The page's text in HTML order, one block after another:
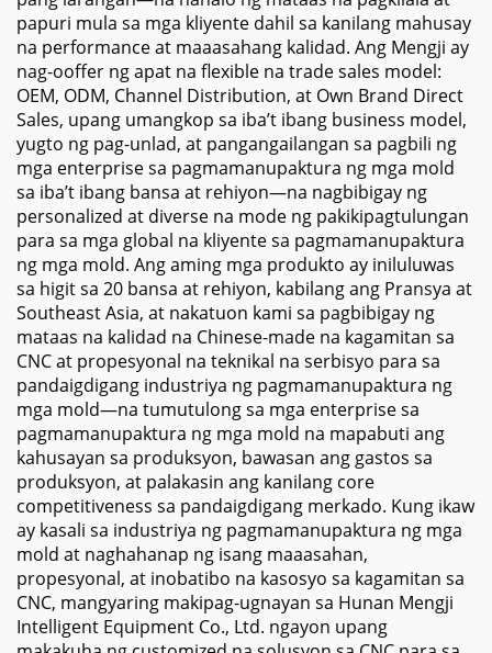
papuri mula sa mga kliyente dahil sa kanilang mahusay
na performance at maaasahang kalidad. Ang Mengji ay
nag-ooffer ng apat na flexible na trade sales model:
OEM, ODM, Channel Distribution, at Own Brand Direct
Sales, upang umangkop sa iba’t ibang business model,
yugto ng pag-unlad, at pangangailangan sa pagbili ng
mga enterprise sa pagmamanupaktura ng mga mold
sa iba’t ibang bansa at rehiyon—na nagbibigay ng
personalized at diverse na mode ng pakikipagtulungan
para sa mga global na kliyente sa pagmamanupaktura
ng mga mold. Ang aming mga produkto ay iniluluwas
sa higit sa 20 bansa at rehiyon, kabilang ang Pransya at
Southeast Asia, at nakatuon kami sa pagbibigay ng
mataas na kalidad na Chinese-made na kagamitan sa
CNC at propesyonal na teknikal na serbisyo para sa
pandaigdigang industriya ng pagmamanupaktura ng
mga mold—na tumutulong sa mga enterprise sa
pagmamanupaktura ng mga mold na mapabuti ang
kahusayan sa produksyon, bawasan ang gastos sa
produksyon, at palakasin ang kanilang core
competitiveness sa pandaigdigang merkado. Kung ikaw
ay kasali sa industriya ng pagmamanupaktura ng mga
mold at naghahanap ng isang maaasahan,
propesyonal, at inobatibo na kasosyo sa kagamitan sa
CNC, mangyaring makipag-ugnayan sa Hunan Mengji
Intelligent Equipment Co., Ltd. ngayon upang